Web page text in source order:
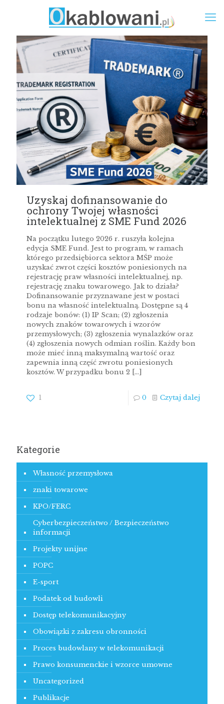
Uzyskaj dofinansowanie do
ochrony Twojej własności
intelektualnej z SME Fund 2026
Na początku lutego 2026 r. ruszyła kolejna
edycja SME Fund. Jest to program, w ramach
którego przedsiębiorca sektora MŚP może
uzyskać zwrot części kosztów poniesionych na
rejestrację praw własności intelektualnej, np.
rejestrację znaku towarowego. Jak to działa?
Dofinansowanie przyznawane jest w postaci
bonu na własność intelektualną. Dostępne są 4
rodzaje bonów: (1) IP Scan; (2) zgłoszenia
nowych znaków towarowych i wzorów
przemysłowych; (3) zgłoszenia wynalazków oraz
(4) zgłoszenia nowych odmian roślin. Każdy bon
może mieć inną maksymalną wartość oraz
zapewnia inną część zwrotu poniesionych
kosztów. W przypadku bonu 2 […]
1 0 Czytaj dalej
Kategorie
Własność przemysłowa
znaki towarowe
KPO/FERC
Cyberbezpieczeństwo / Bezpieczeństwo
informacji
Projekty unijne
POPC
E-sport
Podatek od budowli
Dostęp telekomunikacyjny
Obowiązki z zakresu obronności
Proces budowlany w telekomunikacji
Prawo konsumenckie i wzorce umowne
Uncategorized
Publikacje